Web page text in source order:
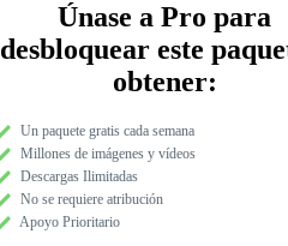
Únase a Pro para
desbloquear este
obtener:
Un paquete gratis cada semana
Millones de imágenes y vídeos
Descargas Ilimitadas
No se requiere atribución
Apoyo Prioritario